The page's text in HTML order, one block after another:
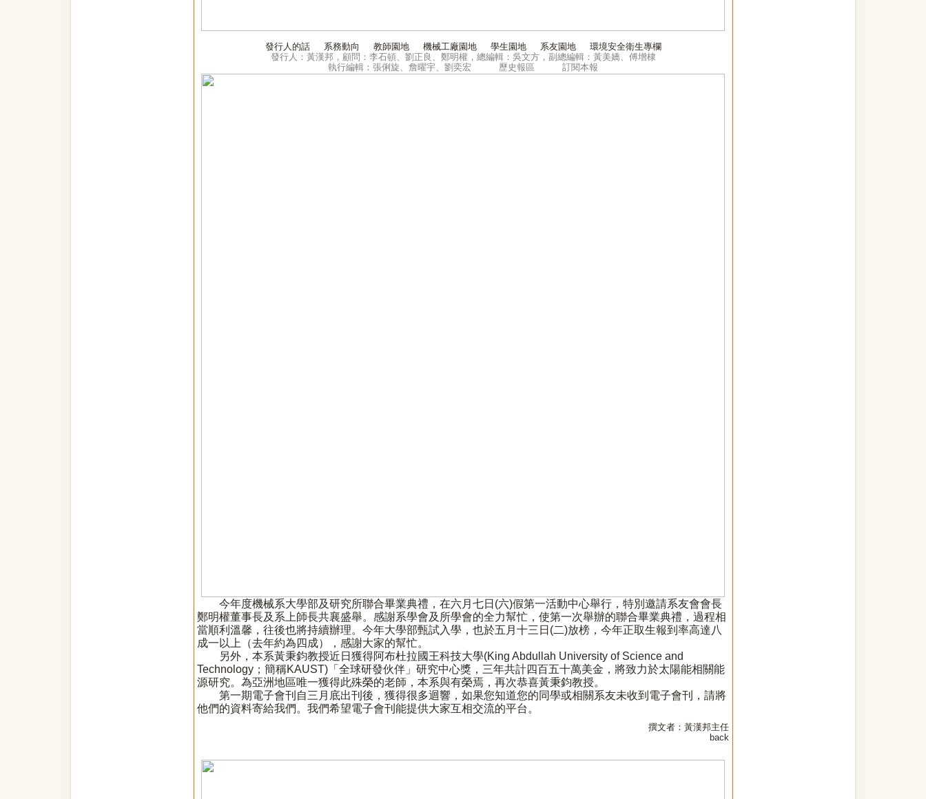
發行人的話 系務動向 教師園地 機械工廠園地 學生園地 系友園地
環境安全衛生專欄
發行人：黃漢邦， 顧問：李石頓、劉正良、鄭明權，總編輯：吳文方，副總編輯：黃美嬌、傅增棣
執行編輯：張俐旋、詹曜宇、 劉奕宏 歷史報區 訂閱本報
今年度機械系大學部及研究所聯合畢業典禮，在六月七日(六)假第一活動中心舉行，特別邀請系友會會長
鄭明權董事長及系上師長共襄盛舉。感謝系學會及所學會的全力幫忙，使第一次舉辦的聯合畢業典禮，過程相
當順利溫馨，往後也將持續辦理。今年大學部甄試入學，也於五月十三日(二)放榜，今年正取生報到率高達八
成一以上（去年約為四成），感謝大家的幫忙。
另外，本系黃秉鈞教授近日獲得阿布杜拉國王科技大學(King Abdullah University of Science and
Technology；簡稱KAUST)「全球研發伙伴」研究中心獎，三年共計四百五十萬美金，將致力於太陽能相關能
源研究。為亞洲地區唯一獲得此殊榮的老師，本系與有榮焉，再次恭喜黃秉鈞教授。
第一期電子會刊自三月底出刊後，獲得很多迴響，如果您知道您的同學或相關系友未收到電子會刊，請將
他們的資料寄給我們。我們希望電子會刊能提供大家互相交流的平台。
撰文者：黃漢邦主任
back